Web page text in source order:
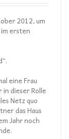
2012, um
ersten
eine Frau
in dieser Rolle
Netz quo
das Haus
Jahr noch